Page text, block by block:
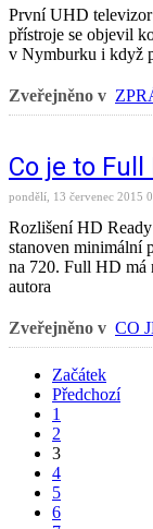
První UHD
přístroje se objevil
v Nymburku i když
Zveřejněno v
Co je to Full
pondělí, 13 červenec 2015
Rozlišení HD Ready
stanoven minimální
na 720. Full HD má
autora
Zveřejněno v CO
Začátek
Předchozí
1
2
3
4
5
6